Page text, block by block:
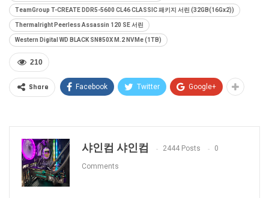
TeamGroup T-CREATE DDR5-5600 CL46 CLASSIC 패키지 서린 (32GB(16Gx2))
Thermalright Peerless Assassin 120 SE 서린
Western Digital WD BLACK SN850X M.2 NVMe (1TB)
210
Share Facebook Twitter Google+
샤인컴 샤인컴 2444 Posts 0
Comments